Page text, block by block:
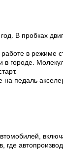
В пробках
в режиме
в городе.
педаль